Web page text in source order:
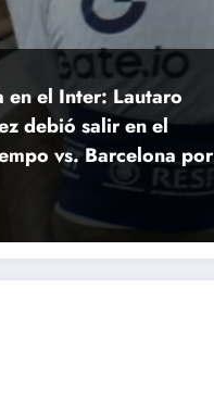
en el Inter: Lautaro
debió salir en el
vs. Barcelona por